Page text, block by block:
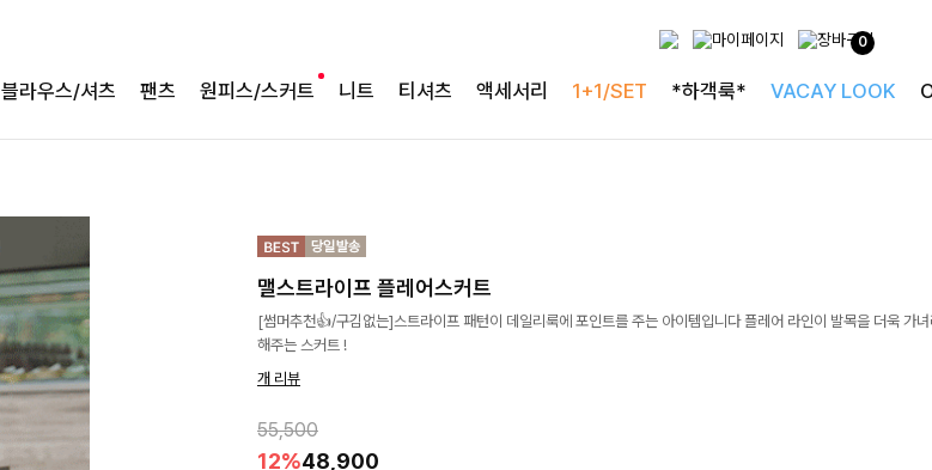
0
블라우스/셔츠 팬츠 원피스/스커트 니트 티셔츠 액세서리 1+1/SET *하객룩* VACAY LOOK
맬스트라이프 플레어스커트
[썸머추천👍/구김없는]스트라이프 패턴이 데일리룩에 포인트를 주는 아이템입니다 플레어 라인이 발목을 더욱 가
해주는 스커트 !
개 리뷰
55,500
12%48,900